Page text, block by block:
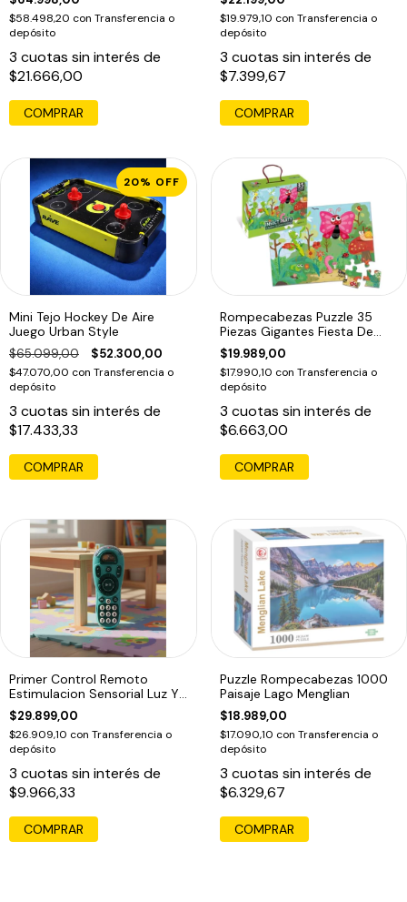
$58.498,20 con Transferencia o
depósito
3 cuotas sin interés de
$21.666,00
COMPRAR
$19.979,10 con Transferencia o
depósito
3 cuotas sin interés de
$7.399,67
COMPRAR
20% OFF
Mini Tejo Hockey De Aire
Juego Urban Style
$65.099,00 $52.300,00
$47.070,00 con Transferencia o
depósito
3 cuotas sin interés de
$17.433,33
Rompecabezas Puzzle 35
Piezas Gigantes Fiesta De
Bichitos
$19.989,00
$17.990,10 con Transferencia o
depósito
3 cuotas sin interés de
$6.663,00
Primer Control Remoto
Estimulacion Sensorial Luz Y
Sonido Azul
$29.899,00
$26.909,10 con Transferencia o
depósito
3 cuotas sin interés de
$9.966,33
Puzzle Rompecabezas 1000
Paisaje Lago Menglian
$18.989,00
$17.090,10 con Transferencia o
depósito
3 cuotas sin interés de
$6.329,67